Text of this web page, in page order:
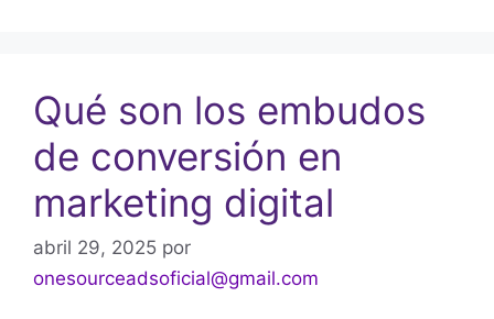
Qué son los embudos
de conversión en
marketing digital
abril 29, 2025 por
onesourceadsoficial@gmail.com